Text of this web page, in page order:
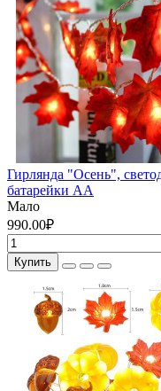
Гирлянда "Осень",
батарейки АА
Мало
990.00₽
Купить